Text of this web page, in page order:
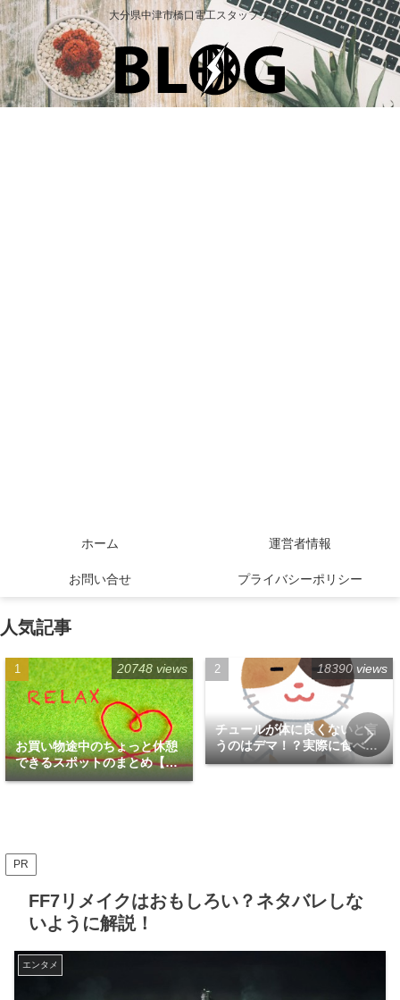
大分県中津市橋口電工スタッフブログ
ホーム 運営者情報
お問い合せ プライバシーポリシー
人気記事
お買い物途中のちょっと休憩
できるスポットのまとめ【福
岡天神エリア編】
20748 views
チュールが体に良くないと言
うのはデマ！？実際に食べて
みた！
18390 views
PR
FF7リメイクはおもしろい？ネタバレしな
いように解説！
エンタメ